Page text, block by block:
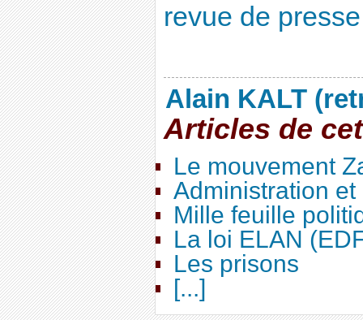
revue de
Alain KALT
Articles de
Le mouvement
Administration
Mille feuille
La loi ELAN
Les prisons
[...]